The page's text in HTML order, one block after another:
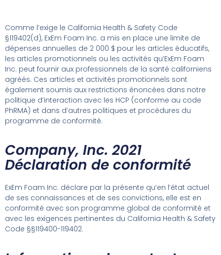
Comme l’exige le California Health & Safety Code
§119402(d), ExEm Foam Inc. a mis en place une limite de
dépenses annuelles de 2 000 $ pour les articles éducatifs,
les articles promotionnels ou les activités qu’ExEm Foam
Inc. peut fournir aux professionnels de la santé californiens
agréés. Ces articles et activités promotionnels sont
également soumis aux restrictions énoncées dans notre
politique d’interaction avec les HCP (conforme au code
PhRMA) et dans d’autres politiques et procédures du
programme de conformité.
Company, Inc. 2021
Déclaration de conformité
ExEm Foam Inc. déclare par la présente qu’en l’état actuel
de ses connaissances et de ses convictions, elle est en
conformité avec son programme global de conformité et
avec les exigences pertinentes du California Health & Safety
Code §§119400-119402.